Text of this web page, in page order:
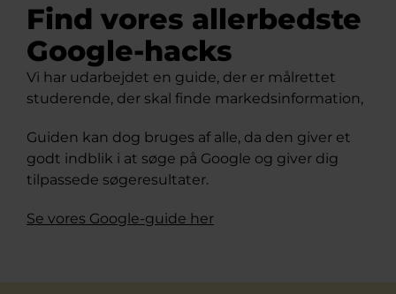
Find vores allerbedste
Google-hacks
Vi har udarbejdet en guide, der er målrettet
studerende, der skal finde markedsinformation,
Guiden kan dog bruges af alle, da den giver et
godt indblik i at søge på Google og giver dig
tilpassede søgeresultater.
Se vores Google-guide her